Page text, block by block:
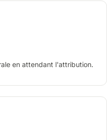
en attendant l'attribution.